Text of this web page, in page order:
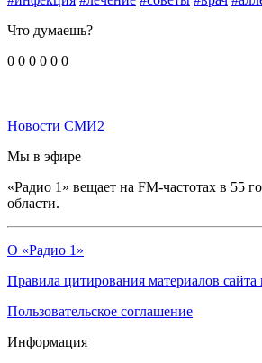
Что думаешь?
0 0 0 0 0 0
Новости СМИ2
Мы в эфире
«Радио 1» вещает на FM-частотах в 55
области.
О «Радио 1»
Правила цитирования материалов сайта
Пользовательское соглашение
Информация